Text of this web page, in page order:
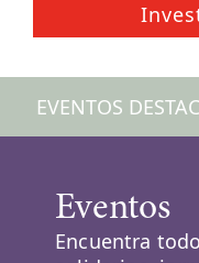
EVENTOS
Eventos
Encuentra